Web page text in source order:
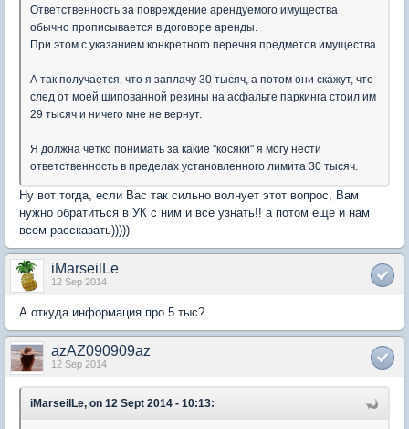
Ответственность за повреждение арендуемого имущества
обычно прописывается в договоре аренды.
При этом с указанием конкретного перечня предметов имущества.
А так получается, что я заплачу 30 тысяч, а потом они скажут, что
след от моей шипованной резины на асфальте паркинга стоил им
29 тысяч и ничего мне не вернут.
Я должна четко понимать за какие "косяки" я могу нести
ответственность в пределах установленного лимита 30 тысяч.
Ну вот тогда, если Вас так сильно волнует этот вопрос, Вам
нужно обратиться в УК с ним и все узнать!! а потом еще и нам
всем рассказать)))))
iMarseilLe
12 Sep 2014
А откуда информация про 5 тыс?
azAZ090909az
12 Sep 2014
iMarseilLe, on 12 Sept 2014 - 10:13: